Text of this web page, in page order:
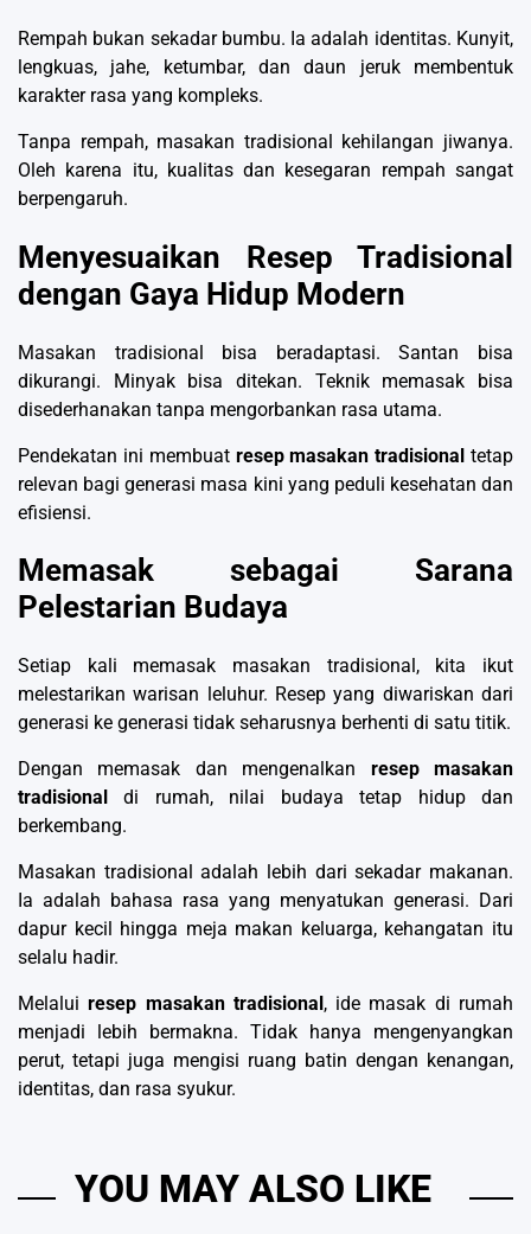
Rempah bukan sekadar bumbu. Ia adalah identitas. Kunyit,
lengkuas, jahe, ketumbar, dan daun jeruk membentuk
karakter rasa yang kompleks.
Tanpa rempah, masakan tradisional kehilangan jiwanya.
Oleh karena itu, kualitas dan kesegaran rempah sangat
berpengaruh.
Menyesuaikan Resep Tradisional
dengan Gaya Hidup Modern
Masakan tradisional bisa beradaptasi. Santan bisa
dikurangi. Minyak bisa ditekan. Teknik memasak bisa
disederhanakan tanpa mengorbankan rasa utama.
Pendekatan ini membuat resep masakan tradisional tetap
relevan bagi generasi masa kini yang peduli kesehatan dan
efisiensi.
Memasak sebagai Sarana
Pelestarian Budaya
Setiap kali memasak masakan tradisional, kita ikut
melestarikan warisan leluhur. Resep yang diwariskan dari
generasi ke generasi tidak seharusnya berhenti di satu titik.
Dengan memasak dan mengenalkan resep masakan
tradisional di rumah, nilai budaya tetap hidup dan
berkembang.
Masakan tradisional adalah lebih dari sekadar makanan.
Ia adalah bahasa rasa yang menyatukan generasi. Dari
dapur kecil hingga meja makan keluarga, kehangatan itu
selalu hadir.
Melaluiresep masakan tradisional, ide masak di rumah
menjadi lebih bermakna. Tidak hanya mengenyangkan
perut, tetapi juga mengisi ruang batin dengan kenangan,
identitas, dan rasa syukur.
YOU MAY ALSO LIKE